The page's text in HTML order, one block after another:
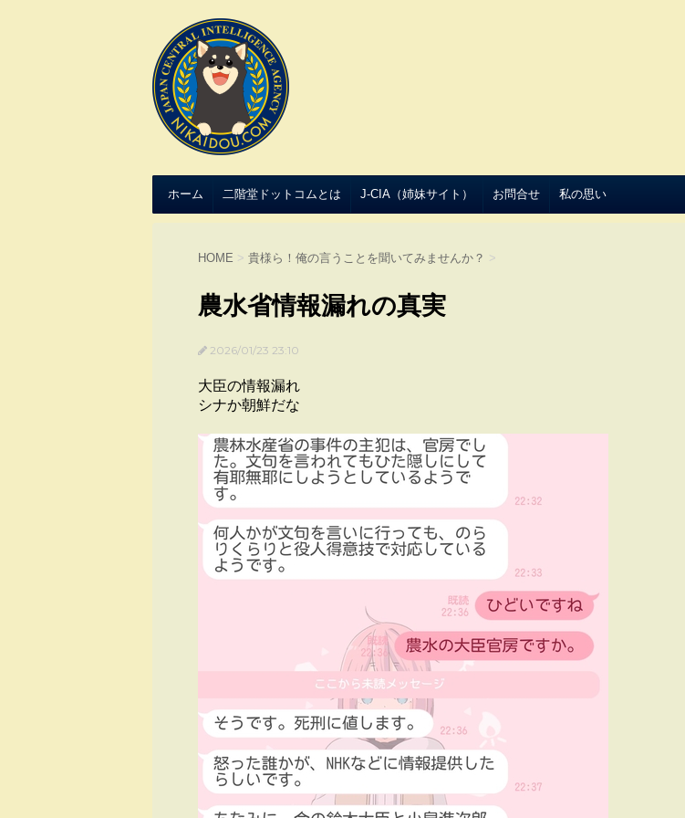
ホーム 二階堂ドットコムとは J-CIA（姉妹サイト） お問合せ 私の思い
HOME > 貴様ら！俺の言うことを聞いてみませんか？ >
農水省情報漏れの真実
2026/01/23 23:10
大臣の情報漏れ
シナか朝鮮だな